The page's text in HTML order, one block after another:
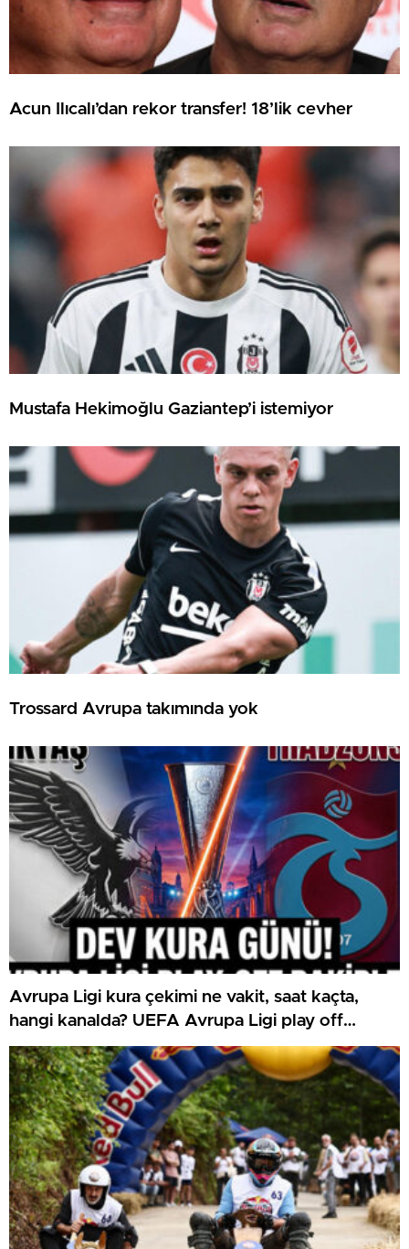
Acun Ilıcalı’dan rekor transfer! 18’lik cevher
Mustafa Hekimoğlu Gaziantep’i istemiyor
Trossard Avrupa takımında yok
Avrupa Ligi kura çekimi ne vakit, saat kaçta,
hangi kanalda? UEFA Avrupa Ligi play off
Beşiktaş ve Trabzonspor olası rakipleri